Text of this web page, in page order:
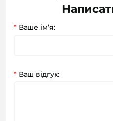
* Ваше ім’я:
* Ваш відгук: